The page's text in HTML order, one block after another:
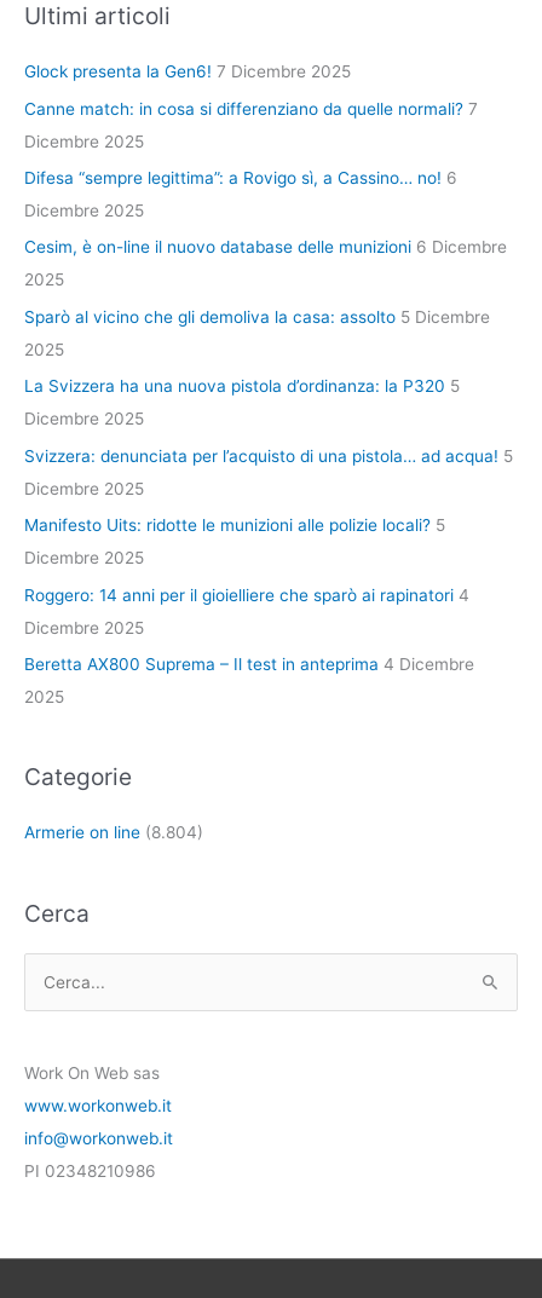
Ultimi articoli
Glock presenta la Gen6! 7 Dicembre 2025
Canne match: in cosa si differenziano da quelle normali? 7
Dicembre 2025
Difesa “sempre legittima”: a Rovigo sì, a Cassino… no! 6
Dicembre 2025
Cesim, è on-line il nuovo database delle munizioni 6 Dicembre
2025
Sparò al vicino che gli demoliva la casa: assolto 5 Dicembre
2025
La Svizzera ha una nuova pistola d’ordinanza: la P320 5
Dicembre 2025
Svizzera: denunciata per l’acquisto di una pistola… ad acqua! 5
Dicembre 2025
Manifesto Uits: ridotte le munizioni alle polizie locali? 5
Dicembre 2025
Roggero: 14 anni per il gioielliere che sparò ai rapinatori 4
Dicembre 2025
Beretta AX800 Suprema – Il test in anteprima 4 Dicembre
2025
Categorie
Armerie on line (8.804)
Cerca
c
a
:
Work On Web sas
www.workonweb.it
info@workonweb.it
PI 02348210986